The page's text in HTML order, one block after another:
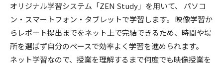
オリジナル学習システム「ZEN Study」を用いて、 パソコ
ン・スマートフォン・タブレットで学習します。 映像学習か
らレポート提出までをネット上で完結できるため、時間や場
所を選ばず自分のペースで効率よく学習を進められます。
ネット学習なので、授業を理解するまで何度でも映像授業を